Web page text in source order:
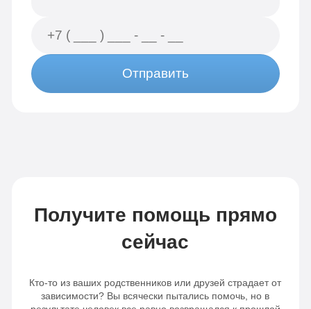
Отправить
Получите помощь прямо
сейчас
Кто-то из ваших родственников или друзей страдает от
зависимости? Вы всячески пытались помочь, но в